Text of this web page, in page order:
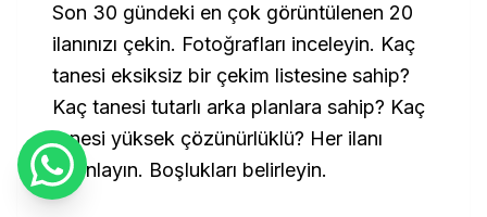
Son 30 gündeki en çok görüntülenen 20
ilanınızı çekin. Fotoğrafları inceleyin. Kaç
tanesi eksiksiz bir çekim listesine sahip?
Kaç tanesi tutarlı arka planlara sahip? Kaç
tanesi yüksek çözünürlüklü? Her ilanı
puanlayın. Boşlukları belirleyin.